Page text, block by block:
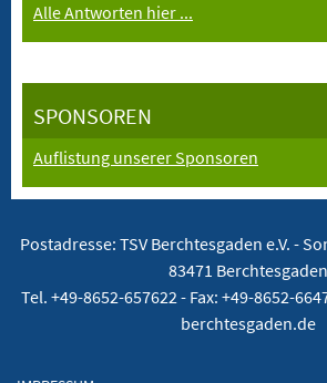
Alle Antworten hier ...
SPONSOREN
Auflistung unserer Sponsoren
Postadresse: TSV Berchtesgaden e.V. -
83471 Berchtesgaden
Tel. +49-8652-657622 - Fax: +49-8652-
berchtesgaden.de